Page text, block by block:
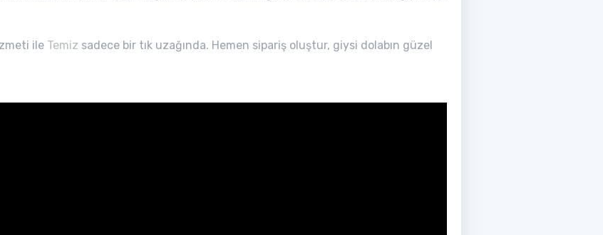
ile Temiz sadece bir tık uzağında. Hemen sipariş oluştur, giysi dolabın güzel